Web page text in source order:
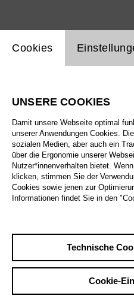
Biographie
Spielplan
So 10.1.27
Sa 30.1.27
Einstellung Website
Cookies
UNSERE COOKIES
Damit unsere Webseite optimal
unserer Anwendungen Cookies.
sozialen Medien, aber auch ein
über die Ergonomie unserer
Nutzer*innenverhalten bietet.
klicken, stimmen Sie der
Cookies sowie jenen zur
Informationen findet Sie in den
Technische
Cookie-